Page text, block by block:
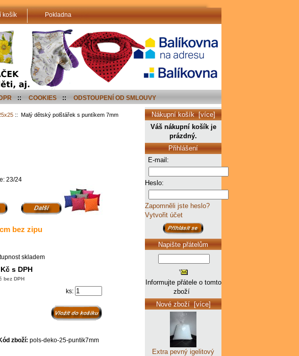
košík Pokladna
:: COOKIES :: ODSTOUPENÍ OD SMLOUVY
:: Malý dětský polštářek s puntíkem 7mm
23/24
bez zipu
s DPH
bez DPH
ks:
zboží: pols-deko-25-puntik7mm
Nákupní košík [více]
Váš nákupní košík je
prázdný.
Přihlášení
E-mail:
Heslo:
Zapomněli jste heslo?
Vytvořit účet
Napište přátelům
Informujte přátele o tomto
zboží
Nové zboží [více]
Extra pevný igelitový